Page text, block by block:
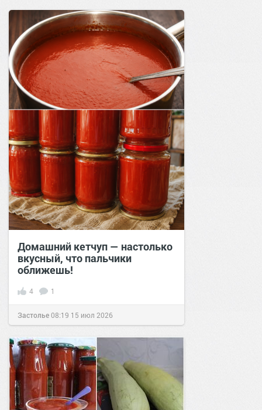
Домашний кетчуп — настолько
вкусный, что пальчики
оближешь!
4 1
Застолье08:19 15 июл 2026